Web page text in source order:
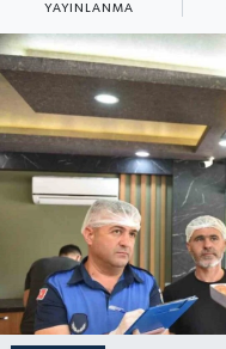
YAYINLANMA